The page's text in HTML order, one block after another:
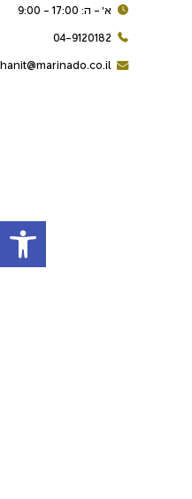
א׳ - ה: 17:00 - 9:00
04-9120182
hanit@marinado.co.il